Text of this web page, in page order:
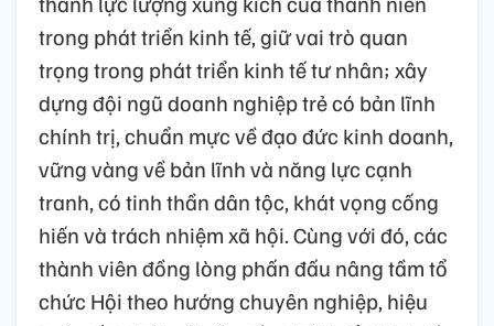
trong phát triển kinh tế, giữ vai trò quan
trọng trong phát triển kinh tế tư nhân; xây
dựng đội ngũ doanh nghiệp trẻ có bản lĩnh
chính trị, chuẩn mực về đạo đức kinh doanh,
vững vàng về bản lĩnh và năng lực cạnh
tranh, có tinh thần dân tộc, khát vọng cống
hiến và trách nhiệm xã hội. Cùng với đó, các
thành viên đồng lòng phấn đấu nâng tầm tổ
chức Hội theo hướng chuyên nghiệp, hiệu